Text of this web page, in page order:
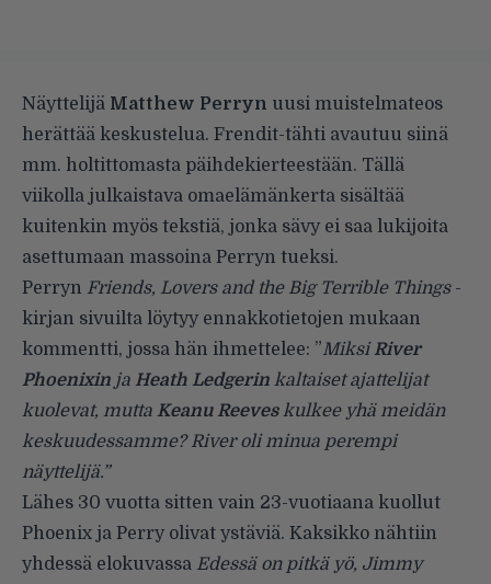
Näyttelijä Matthew Perryn uusi muistelmateos
herättää keskustelua. Frendit-tähti avautuu siinä
mm. holtittomasta päihdekierteestään. Tällä
viikolla julkaistava omaelämänkerta sisältää
kuitenkin myös tekstiä, jonka sävy ei saa lukijoita
asettumaan massoina Perryn tueksi.
Perryn Friends, Lovers and the Big Terrible Things-
kirjan sivuilta löytyy ennakkotietojen mukaan
kommentti, jossa hän ihmettelee: ”MiksiRiver
Phoenixin ja Heath Ledgerin kaltaiset ajattelijat
kuolevat, mutta Keanu Reeveskulkee yhä meidän
keskuudessamme? River oli minua perempi
näyttelijä.”
Lähes 30 vuotta sitten vain 23-vuotiaana kuollut
Phoenix ja Perry olivat ystäviä. Kaksikko nähtiin
yhdessä elokuvassa Edessä on pitkä yö, Jimmy